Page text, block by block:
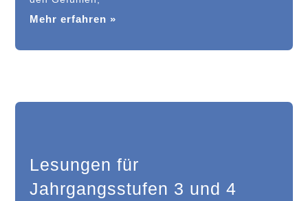
Mehr erfahren »
Lesungen für
Jahrgangsstufen 3 und 4